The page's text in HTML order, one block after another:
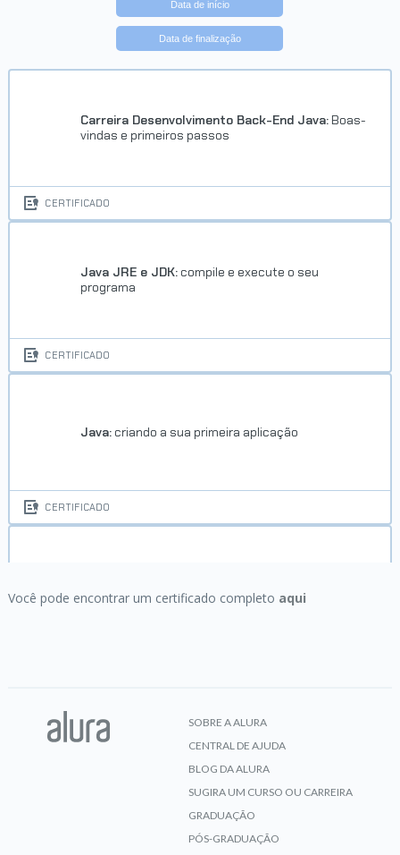
Data de início
Data de finalização
Carreira Desenvolvimento Back-End Java: Boas-
vindas e primeiros passos
CERTIFICADO
Java JRE e JDK: compile e execute o seu
programa
CERTIFICADO
Java: criando a sua primeira aplicação
CERTIFICADO
computação e lógica de programação
Você pode encontrar um certificado completo aqui
SOBRE A ALURA
CENTRAL DE AJUDA
BLOG DA ALURA
SUGIRA UM CURSO OU CARREIRA
GRADUAÇÃO
PÓS-GRADUAÇÃO